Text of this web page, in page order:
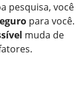
pesquisa, você
para você.
muda de